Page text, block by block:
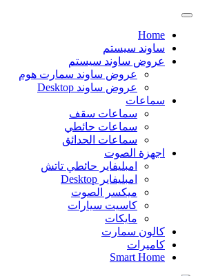
Home
ساوند سيستم
عروض ساوند سيستم
عروض ساوند سمارت هوم
عروض ساوند Desktop
سماعات
سماعات سقف
سماعات حائطي
سماعات الحدائق
اجهزة الصوت
امبليفاير حائطي تاتش
امبليفاير Desktop
ميكسر الصوت
كاسيت سيارات
مايكات
كالون سمارت
كاميرات
Smart Home